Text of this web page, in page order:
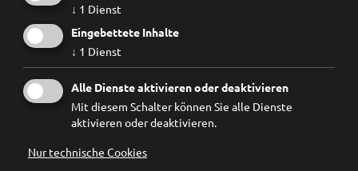
erkenne diese ausdrücklich an.
© 2026
↓ 1 Dienst
Eingebettete Inhalte
↓ 1 Dienst
Alle Dienste aktivieren oder deaktivieren
Mit diesem Schalter können Sie alle Dienste
aktivieren oder deaktivieren.
Nur technische Cookies